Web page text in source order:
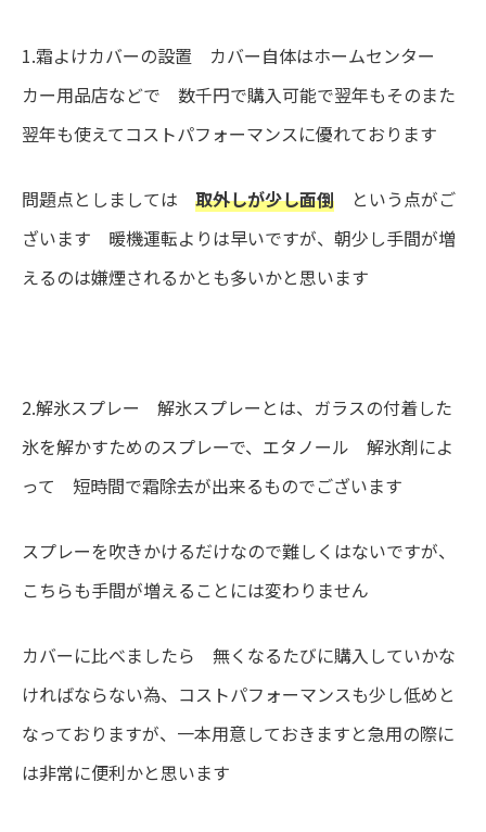
1.霜よけカバーの設置 カバー自体はホームセンター
カー用品店などで 数千円で購入可能で翌年もそのまた
翌年も使えてコストパフォーマンスに優れております
問題点としましては取外しが少し面倒 という点がご
ざいます 暖機運転よりは早いですが、朝少し手間が増
えるのは嫌煙されるかとも多いかと思います
2.解氷スプレー 解氷スプレーとは、ガラスの付着した
氷を解かすためのスプレーで、エタノール 解氷剤によ
って 短時間で霜除去が出来るものでございます
スプレーを吹きかけるだけなので難しくはないですが、
こちらも手間が増えることには変わりません
カバーに比べましたら 無くなるたびに購入していかな
ければならない為、コストパフォーマンスも少し低めと
なっておりますが、一本用意しておきますと急用の際に
は非常に便利かと思います